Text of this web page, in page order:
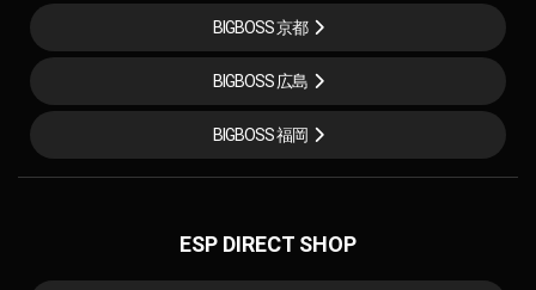
BIGBOSS 京都
BIGBOSS 広島
BIGBOSS 福岡
ESP DIRECT SHOP